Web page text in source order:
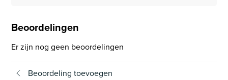
Beoordelingen
Er zijn nog geen beoordelingen
Beoordeling toevoegen